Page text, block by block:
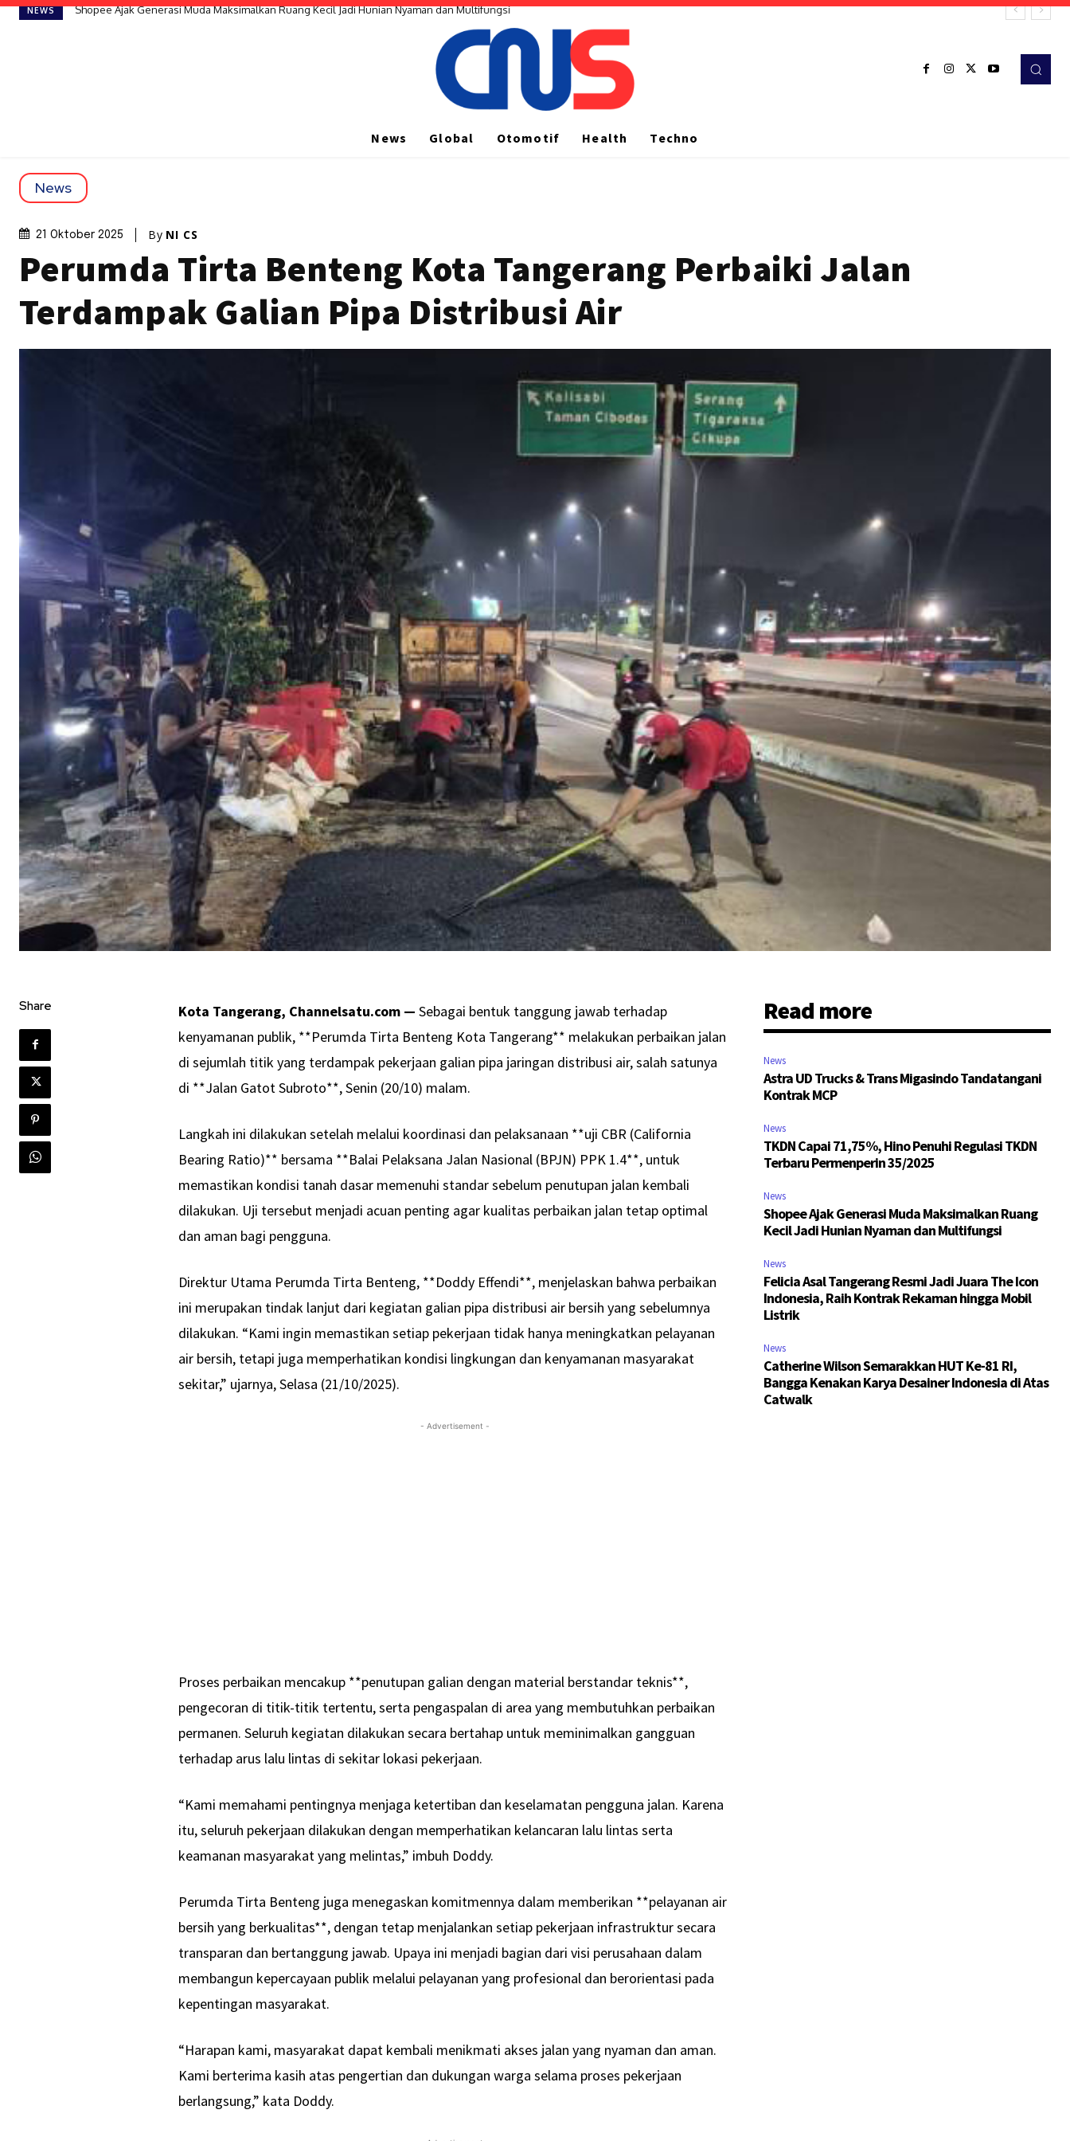
NEWS Shopee Ajak Generasi Muda Maksimalkan Ruang Kecil Jadi Hunian Nyaman dan Multifungsi
News Global Otomotif Health Techno
News
21 Oktober 2025 By NI CS
Perumda Tirta Benteng Kota Tangerang Perbaiki Jalan
Terdampak Galian Pipa Distribusi Air
Share Kota Tangerang, Channelsatu.com — Sebagai bentuk tanggung jawab terhadap
kenyamanan publik, **Perumda Tirta Benteng Kota Tangerang** melakukan perbaikan jalan
di sejumlah titik yang terdampak pekerjaan galian pipa jaringan distribusi air, salah satunya
di **Jalan Gatot Subroto**, Senin (20/10) malam.
Langkah ini dilakukan setelah melalui koordinasi dan pelaksanaan **uji CBR (California
Bearing Ratio)** bersama **Balai Pelaksana Jalan Nasional (BPJN) PPK 1.4**, untuk
memastikan kondisi tanah dasar memenuhi standar sebelum penutupan jalan kembali
dilakukan. Uji tersebut menjadi acuan penting agar kualitas perbaikan jalan tetap optimal
dan aman bagi pengguna.
Direktur Utama Perumda Tirta Benteng, **Doddy Effendi**, menjelaskan bahwa perbaikan
ini merupakan tindak lanjut dari kegiatan galian pipa distribusi air bersih yang sebelumnya
dilakukan. “Kami ingin memastikan setiap pekerjaan tidak hanya meningkatkan pelayanan
air bersih, tetapi juga memperhatikan kondisi lingkungan dan kenyamanan masyarakat
sekitar,” ujarnya, Selasa (21/10/2025).
- Advertisement -
Proses perbaikan mencakup **penutupan galian dengan material berstandar teknis**,
pengecoran di titik-titik tertentu, serta pengaspalan di area yang membutuhkan perbaikan
permanen. Seluruh kegiatan dilakukan secara bertahap untuk meminimalkan gangguan
terhadap arus lalu lintas di sekitar lokasi pekerjaan.
“Kami memahami pentingnya menjaga ketertiban dan keselamatan pengguna jalan. Karena
itu, seluruh pekerjaan dilakukan dengan memperhatikan kelancaran lalu lintas serta
keamanan masyarakat yang melintas,” imbuh Doddy.
Perumda Tirta Benteng juga menegaskan komitmennya dalam memberikan **pelayanan air
bersih yang berkualitas**, dengan tetap menjalankan setiap pekerjaan infrastruktur secara
transparan dan bertanggung jawab. Upaya ini menjadi bagian dari visi perusahaan dalam
membangun kepercayaan publik melalui pelayanan yang profesional dan berorientasi pada
kepentingan masyarakat.
“Harapan kami, masyarakat dapat kembali menikmati akses jalan yang nyaman dan aman.
Kami berterima kasih atas pengertian dan dukungan warga selama proses pekerjaan
berlangsung,” kata Doddy.
Read more
News
Astra UD Trucks & Trans Migasindo Tandatangani
Kontrak MCP
News
TKDN Capai 71,75%, Hino Penuhi Regulasi TKDN
Terbaru Permenperin 35/2025
News
Shopee Ajak Generasi Muda Maksimalkan Ruang
Kecil Jadi Hunian Nyaman dan Multifungsi
News
Felicia Asal Tangerang Resmi Jadi Juara The Icon
Indonesia, Raih Kontrak Rekaman hingga Mobil
Listrik
News
Catherine Wilson Semarakkan HUT Ke-81 RI,
Bangga Kenakan Karya Desainer Indonesia di Atas
Catwalk